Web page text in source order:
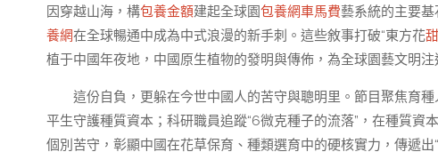
因穿越山海，構包養金額建起全球園包養網車馬費藝系統的主要
養網在全球暢通中成為中式浪漫的新手刺。這些敘事打破“東方花
植于中國年夜地，中國原生植物的發明與傳佈，為全球園藝文明注
這份自負，更躲在今世中國人的苦守與聰明里。節目聚焦育
平生守護種質資本；科研職員追蹤“6微克種子的流落”，在種質資
個別苦守，彰顯中國在花草保育、種類選育中的硬核實力，傳遞